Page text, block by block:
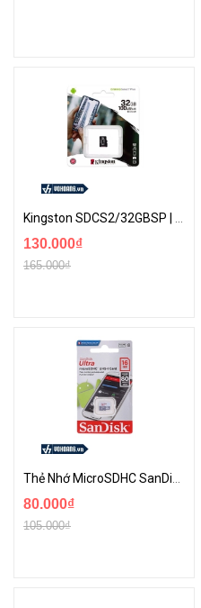
130.000₫
165.000₫
80.000₫
105.000₫